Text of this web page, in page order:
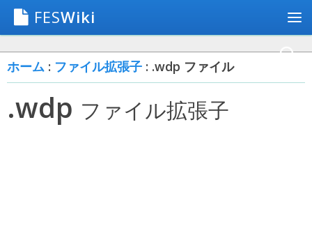
FESWiki
ホーム : ファイル拡張子 : .wdp ファイル
.wdp ファイル拡張子